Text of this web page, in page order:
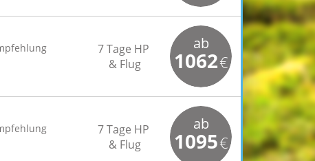
7 Tage HP
& Flug
ab
1062€
7 Tage HP
& Flug
ab
1095€